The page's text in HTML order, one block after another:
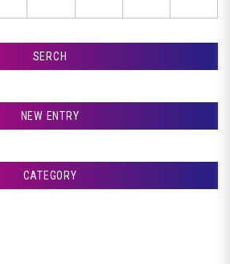
SERCH
NEW ENTRY
クル、コーティングです♪
CATEGORY